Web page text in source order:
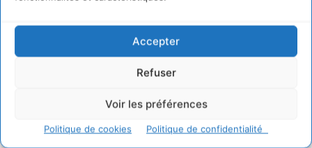
Accepter
Refuser
Voir les préférences
Politique de cookies Politique de confidentialité
Souvent considérées comme une sorte de forêt bleue, les
prairies sous-marines, tout comme leurs homologues
terrestres, contribuent à lutter contre le changement
climatique. Ces herbiers ne couvrent que 0,1% du fond de
efficaces, stockant jusqu’à 18% du carbone océanique
mondial, selon le rapport. Les herbiers marins constituent